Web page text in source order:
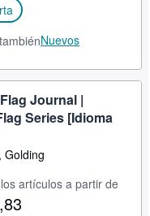
Nuevos
Journal |
Series [Idioma
Golding
artículos a partir de